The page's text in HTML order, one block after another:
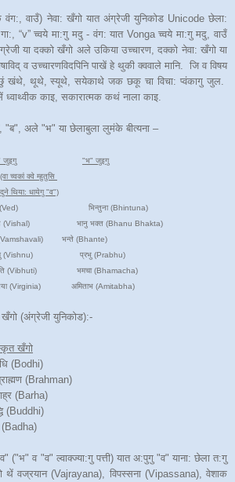
वाउँ) नेवा: खँगो यात अंग्रेजी युनिकोड Unicode छेला:
“v” च्वये मा:गु मदु - वंग: यात Vonga च्वये मा:गु मदु, वाउँ
या दक्को खँगो अले उकिया उच्चारण, दक्को नेवा: खँगो या
व उच्चारणविदपिनि पाखें हे थुकी क्ववाले मानि. जि व विषय
खंथे, थूथे, स्यूथे, सयेकाथे जक छकू चा विचा: प्वंकागु जुल.
काइ, सकारात्मक कथं नाला काइ.
"ब", अले "भ" या छेलाबुला लुमंके बीत्यना –
जुइगु
"भ" जुइगु
(वा च्वकां क्वे म्हुतुसि
दुने थिया: धायेगु "व")
भिन्तुना (Bhintuna)
भानु भक्त (Bhanu Bhakta)
(Vamshavali) भन्ते (Bhante)
(Vishnu) प्रभु (Prabhu)
भमचा (Bhamacha)
(Virginia) अमिताभ (Amitabha)
(अंग्रेजी युनिकोड):-
खँगो
(Barha)
("भ" व "व" ल्वाक्ज्या:गु पत्ती) यात अ:पुगु "व" याना: छेला त:गु
वज्रयान (Vajrayana), विपस्सना (Vipassana), वेशाक